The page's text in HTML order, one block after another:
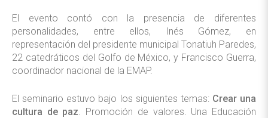
El evento contó con la presencia de diferentes
personalidades, entre ellos, Inés Gómez, en
representación del presidente municipal Tonatiuh Paredes,
22 catedráticos del Golfo de México, y Francisco Guerra,
coordinador nacional de la EMAP.
El seminario estuvo bajo los siguientes temas: Crear una
cultura de paz . Promoción de valores. Una Educación